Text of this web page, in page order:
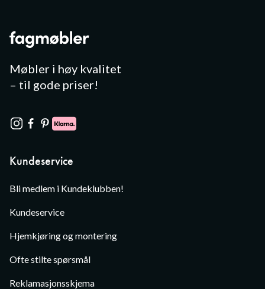
Møbler i høy kvalitet
– til gode priser!
Kundeservice
Bli medlem i Kundeklubben!
Kundeservice
Hjemkjøring og montering
Ofte stilte spørsmål
Reklamasjonsskjema